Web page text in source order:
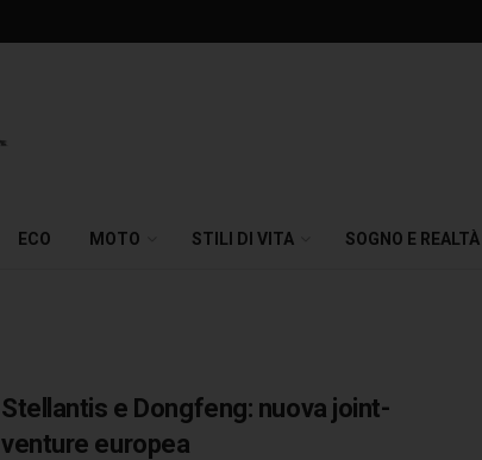
ECO MOTO STILI DI VITA SOGNO E REALTÀ
Stellantis e Dongfeng: nuova joint-
venture europea